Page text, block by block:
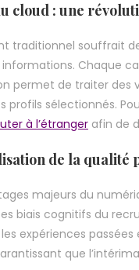
cloud : une
traditionnel souffrait
informations. Chaque
permet de traiter des
profils sélectionnés.
à l’étranger afin de
de la qualité
majeurs du
biais cognitifs du
expériences
que